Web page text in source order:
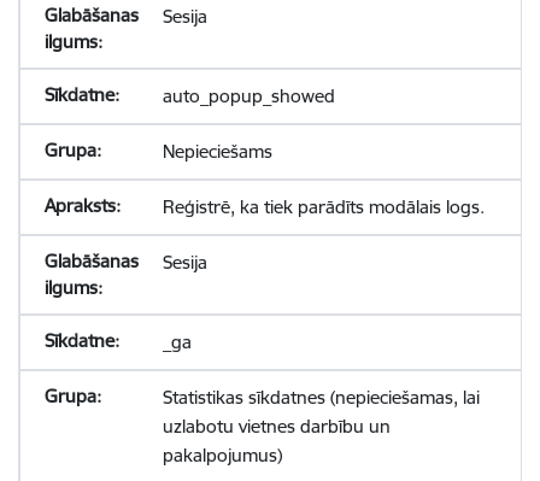
Sesija
auto_popup_showed
Nepieciešams
Reģistrē, ka tiek parādīts modālais logs.
Sesija
_ga
Statistikas sīkdatnes (nepieciešamas, lai
uzlabotu vietnes darbību un
pakalpojumus)